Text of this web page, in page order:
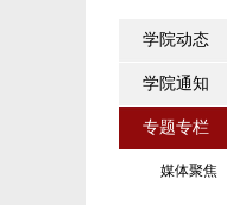
学院动态
学院通知
专题专栏
媒体聚焦